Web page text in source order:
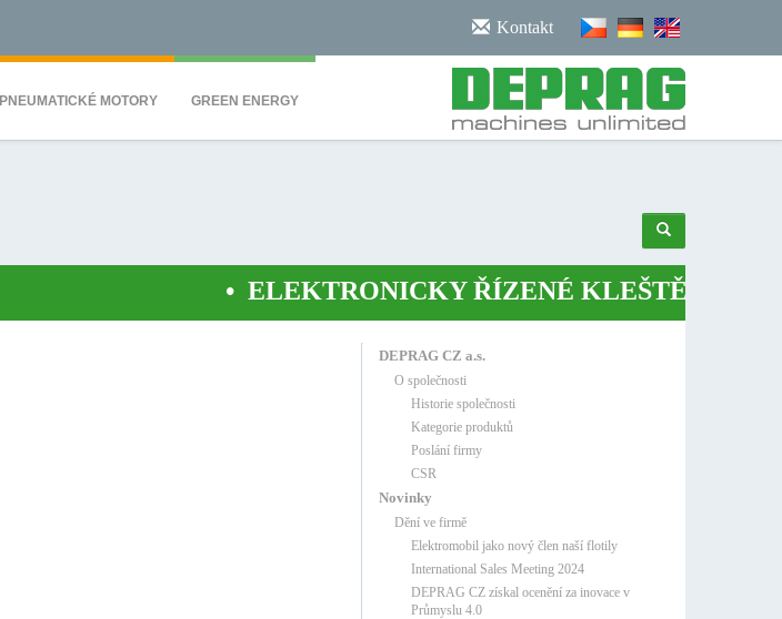
Kontakt
PNEUMATICKÉ MOTORY GREEN ENERGY
ELEKTRONICKY ŘÍZENÉ KLEŠTĚ•
DEPRAG CZ a.s.
O společnosti
Historie společnosti
Kategorie produktů
Poslání firmy
CSR
Novinky
Dění ve firmě
Elektromobil jako nový člen naší flotily
International Sales Meeting 2024
DEPRAG CZ získal ocenění za inovace v
Průmyslu 4.0